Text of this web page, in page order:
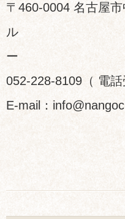
〒460-0004 名古屋
ル 名
ー
052-228-8109（ 電
E-mail：